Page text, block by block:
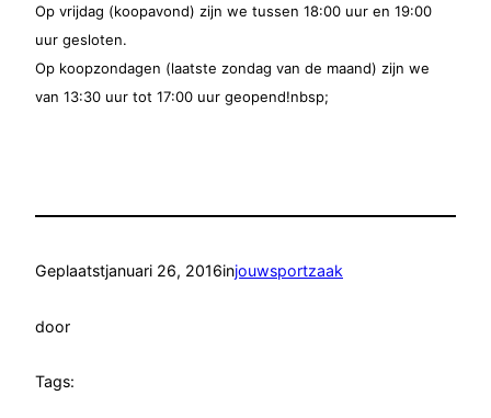
Op vrijdag (koopavond) zijn we tussen 18:00 uur en 19:00
uur gesloten.
Op koopzondagen (laatste zondag van de maand) zijn we
van 13:30 uur tot 17:00 uur geopend!nbsp;
Geplaatstjanuari 26, 2016injouwsportzaak
door
Tags: